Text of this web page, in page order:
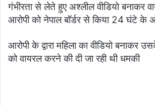
गंभीरता से लेते हुए अश्लील वीडियो बनाकर
आरोपी को नेपाल बॉर्डर से किया 24 घंटे के
आरोपी के द्वारा महिला का वीडियो बनाकर
को वायरल करने की दी जा रही थी धमकी